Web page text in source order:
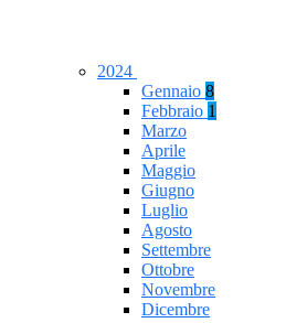
2024
Gennaio 8
Febbraio 1
Marzo
Aprile
Maggio
Giugno
Luglio
Agosto
Settembre
Ottobre
Novembre
Dicembre